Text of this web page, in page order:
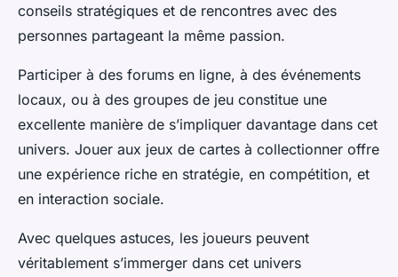
conseils stratégiques et de rencontres avec des
personnes partageant la même passion.
Participer à des forums en ligne, à des événements
locaux, ou à des groupes de jeu constitue une
excellente manière de s’impliquer davantage dans cet
univers. Jouer aux jeux de cartes à collectionner offre
une expérience riche en stratégie, en compétition, et
en interaction sociale.
Avec quelques astuces, les joueurs peuvent
véritablement s’immerger dans cet univers